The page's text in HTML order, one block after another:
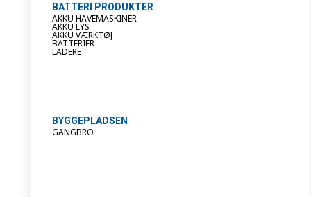
BATTERI PRODUKTER
AKKU HAVEMASKINER
AKKU LYS
AKKU VÆRKTØJ
BATTERIER
LADERE
BYGGEPLADSEN
GANGBRO